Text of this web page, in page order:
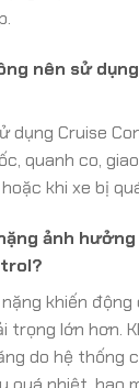
nên sử
dụng Cruise
quanh co,
khi xe bị
ảnh
khiến động
trọng lớn hơn.
do hệ thống